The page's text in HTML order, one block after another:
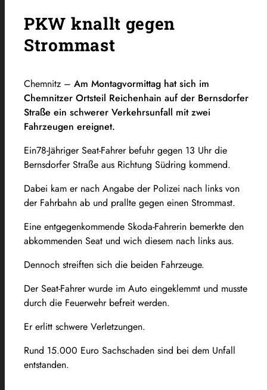
PKW knallt gegen
Strommast
Chemnitz – Am Montagvormittag hat sich im
Chemnitzer Ortsteil Reichenhain auf der Bernsdorfer
Straße ein schwerer Verkehrsunfall mit zwei
Fahrzeugen ereignet.
Ein78-Jähriger Seat-Fahrer befuhr gegen 13 Uhr die
Bernsdorfer Straße aus Richtung Südring kommend.
Dabei kam er nach Angabe der Polizei nach links von
der Fahrbahn ab und prallte gegen einen Strommast.
Eine entgegenkommende Skoda-Fahrerin bemerkte den
abkommenden Seat und wich diesem nach links aus.
Dennoch streiften sich die beiden Fahrzeuge.
Der Seat-Fahrer wurde im Auto eingeklemmt und musste
durch die Feuerwehr befreit werden.
Er erlitt schwere Verletzungen.
Rund 15.000 Euro Sachschaden sind bei dem Unfall
entstanden.